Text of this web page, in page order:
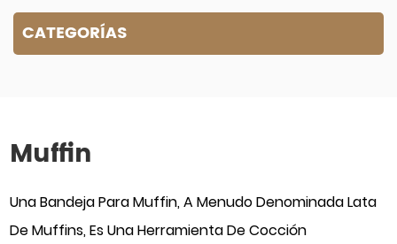
CATEGORÍAS
Muffin
Una Bandeja Para Muffin, A Menudo Denominada Lata
De Muffins, Es Una Herramienta De Cocción